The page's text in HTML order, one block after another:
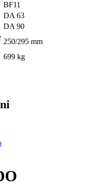
BF11
DA 63
DA 90
250/295 mm
699 kg